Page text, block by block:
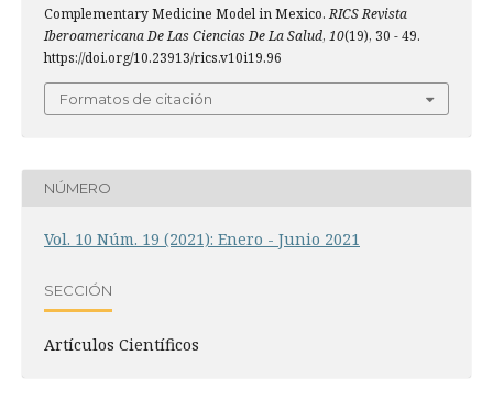
Complementary Medicine Model in Mexico.RICS Revista
Iberoamericana De Las Ciencias De La Salud, 10(19), 30 - 49.
https://doi.org/10.23913/rics.v10i19.96
Formatos de citación
NÚMERO
Vol. 10 Núm. 19 (2021): Enero - Junio 2021
SECCIÓN
Artículos Científicos